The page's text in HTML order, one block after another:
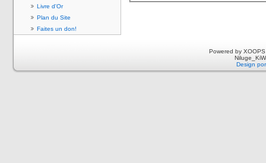
Livre d'Or
Plan du Site
Faites un don!
Powered by
Design